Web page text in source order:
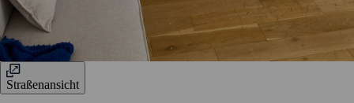
Straßenansicht